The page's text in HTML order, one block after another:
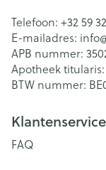
Telefoon: +32 59
E-mailadres:
APB nummer:
Apotheek titularis:
BTW nummer:
Klantenservice
FAQ